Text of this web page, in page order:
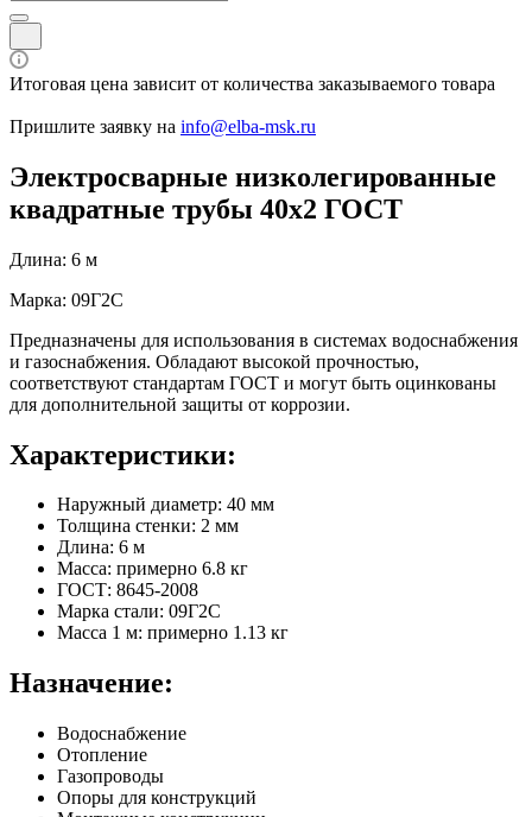
Итоговая цена зависит от количества заказываемого товара
Пришлите заявку на info@elba-msk.ru
Электросварные низколегированные
квадратные трубы 40х2 ГОСТ
Длина: 6 м
Марка: 09Г2С
Предназначены для использования в системах водоснабжения
и газоснабжения. Обладают высокой прочностью,
соответствуют стандартам ГОСТ и могут быть оцинкованы
для дополнительной защиты от коррозии.
Характеристики:
Наружный диаметр: 40 мм
Толщина стенки: 2 мм
Длина: 6 м
Масса: примерно 6.8 кг
ГОСТ: 8645-2008
Марка стали: 09Г2С
Масса 1 м: примерно 1.13 кг
Назначение:
Водоснабжение
Отопление
Газопроводы
Опоры для конструкций